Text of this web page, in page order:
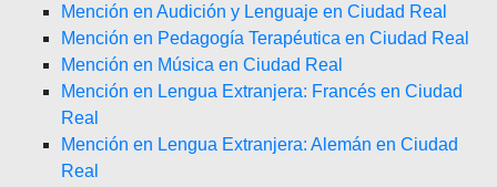
Mención en Audición y Lenguaje en Ciudad Real
Mención en Pedagogía Terapéutica en Ciudad Real
Mención en Música en Ciudad Real
Mención en Lengua Extranjera: Francés en Ciudad
Real
Mención en Lengua Extranjera: Alemán en Ciudad
Real